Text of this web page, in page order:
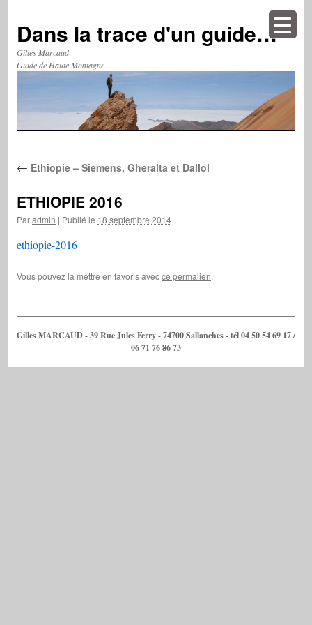
contenu
Dans la trace d'un guide…
Gilles Marcaud
Guide de Haute Montagne
← Ethiopie – Siemens, Gheralta et Dallol
ETHIOPIE 2016
Paradmin | Publié le 18 septembre 2014
ethiopie-2016
Vous pouvez la mettre en favoris avecce permalien.
Gilles MARCAUD - 39 Rue Jules Ferry - 74700 Sallanches - tél 04 50 54 69 17 /
06 71 76 86 73